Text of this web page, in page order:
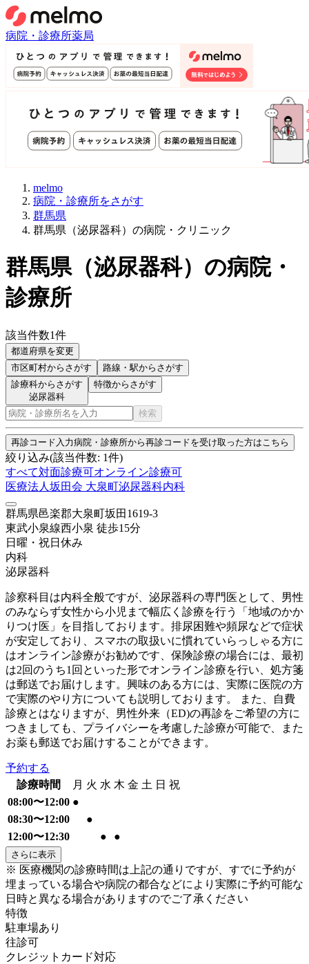
病院・診療所薬局
melmo
病院・診療所をさがす
群馬県
群馬県（泌尿器科）の病院・クリニック
群馬県（泌尿器科） の病院・
診療所
該当件数1件
都道府県を変更
市区町村からさがす 路線・駅からさがす
診療科からさがす
泌尿器科
特徴からさがす
検索
再診コード入力病院・診療所から再診コードを受け取った方はこちら
絞り込み(該当件数: 1件)
すべて対面診療可オンライン診療可
医療法人坂田会 大泉町泌尿器科内科
群馬県邑楽郡大泉町坂田1619-3
東武小泉線西小泉 徒歩15分
日曜・祝日 休み
内科
泌尿器科
診察科目は内科全般ですが、泌尿器科の専門医として、男性
のみならず女性から小児まで幅広く診療を行う「地域のかか
りつけ医」を目指しております。排尿困難や頻尿などで症状
が安定しており、スマホの取扱いに慣れていらっしゃる方に
はオンライン診療がお勧めです、保険診療の場合には、最初
は2回のうち1回といった形でオンライン診療を行い、処方箋
は郵送でお届けします。興味のある方には、実際に医院の方
で実際のやり方についても説明しております。 また、自費
診療とはなりますが、男性外来（ED)の再診をご希望の方に
つきましても、プライバシーを考慮した診療が可能で、また
お薬も郵送でお届けすることができます。
予約する
診療時間
月 火 水 木 金 土 日 祝
08:00〜12:00 ●
08:30〜12:00
●
12:00〜12:30
● ●
さらに表示
※ 医療機関の診療時間は上記の通りですが、すでに予約が
埋まっている場合や病院の都合などにより実際に予約可能な
日時と異なる場合がありますのでご了承ください
特徴
駐車場あり
往診可
クレジットカード対応